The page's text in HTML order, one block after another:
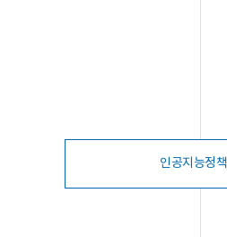
인공지능정